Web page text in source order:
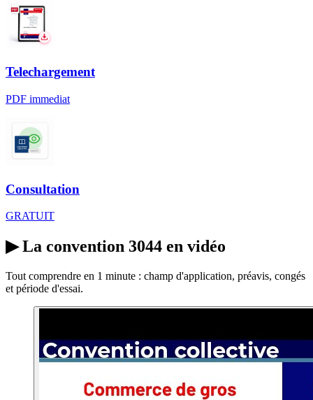
Telechargement
PDF immediat
Consultation
GRATUIT
▶La convention 3044 en vidéo
Tout comprendre en 1 minute : champ d'application, préavis, congés
et période d'essai.